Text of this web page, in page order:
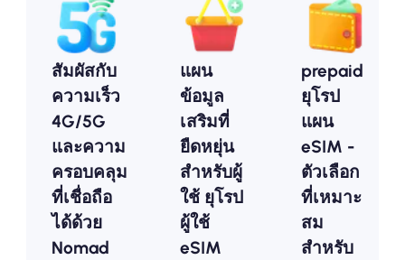
สัมผัสกับ
ความเร็ว
4G/5G
และความ
ครอบคลุม
ที่เชื่อถือ
ได้ด้วย
Nomad
แผน
ข้อมูล
เสริมที่
ยืดหยุ่น
สำหรับผู้
ใช้ ยุโรป
ผู้ใช้
eSIM
prepaid
ยุโรป
แผน
eSIM -
ตัวเลือก
ที่เหมาะ
สม
สำหรับ